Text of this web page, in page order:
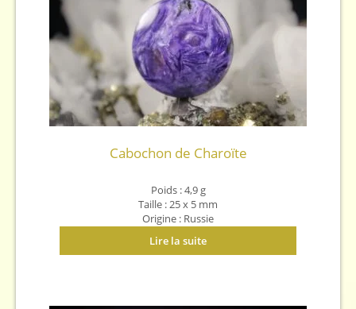
Cabochon de Charoïte
Poids : 4,9 g
Taille : 25 x 5 mm
Origine : Russie
Lire la suite